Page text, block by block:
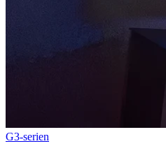
G3-serien